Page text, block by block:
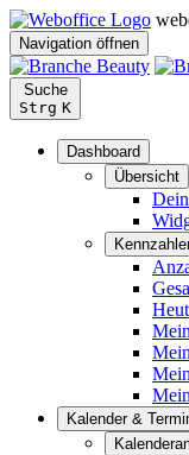
Navigation öffnen
Suche
Strg K
Dashboard
Übersicht
Kalender &